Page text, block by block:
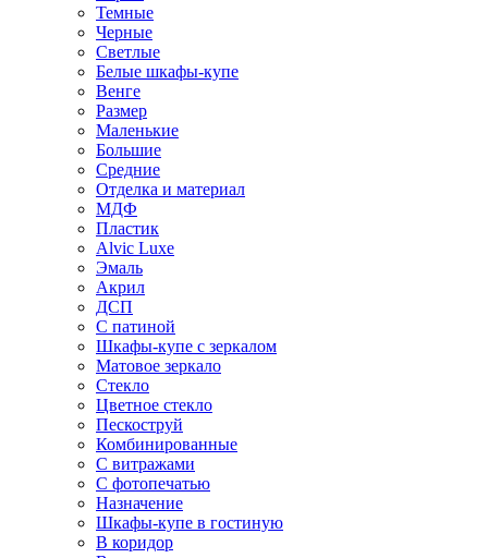
Темные
Черные
Светлые
Белые шкафы-купе
Венге
Размер
Маленькие
Большие
Средние
Отделка и материал
МДФ
Пластик
Alvic Luxe
Эмаль
Акрил
ДСП
С патиной
Шкафы-купе с зеркалом
Матовое зеркало
Стекло
Цветное стекло
Пескоструй
Комбинированные
С витражами
С фотопечатью
Назначение
Шкафы-купе в гостиную
В коридор